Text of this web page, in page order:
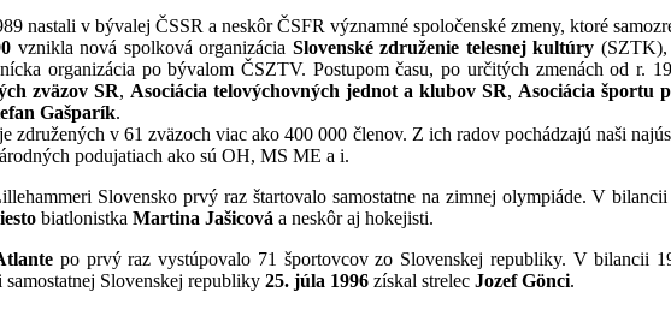
nastali v bývalej ČSSR a neskôr ČSFR významné spoločenské zmeny, ktoré
vznikla nová spolková organizácia Slovenské združenie telesnej kultúry (SZTK),
organizácia po bývalom ČSZTV. Postupom času, po určitých zmenách od r.
zväzov SR, Asociácia telovýchovných jednot a klubov SR, Asociácia športu
Gašparík.
v 61 zväzoch viac ako 400 000 členov. Z ich radov pochádzajú naši
podujatiach ako sú OH, MS ME a i.
Slovensko prvý raz štartovalo samostatne na zimnej olympiáde. V
biatlonistka Martina Jašicová a neskôr aj hokejisti.
po prvý raz vystúpovalo 71 športovcov zo Slovenskej republiky. V bilancii
Slovenskej republiky 25. júla 1996 získal strelec Jozef Gönci.